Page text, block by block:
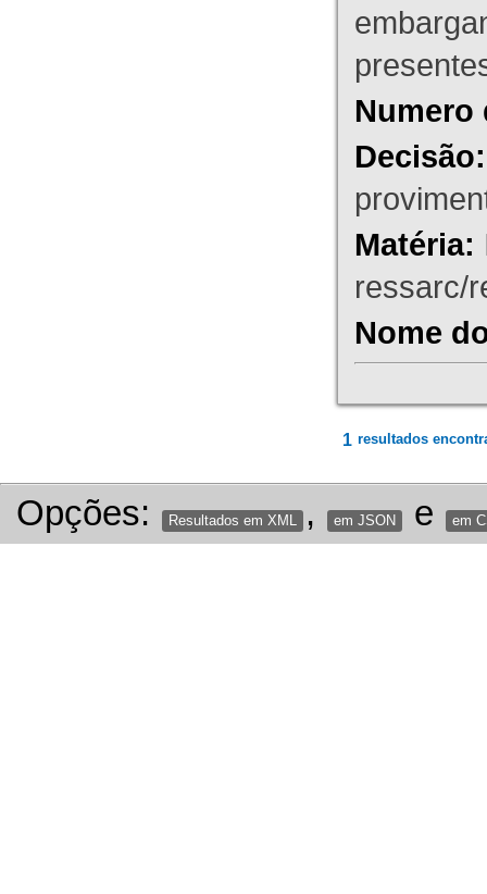
Numero
Decisão:
Matéria:
ressarc/
Nome
1 resultados
Opções: Resultados em XML , em JSON e em